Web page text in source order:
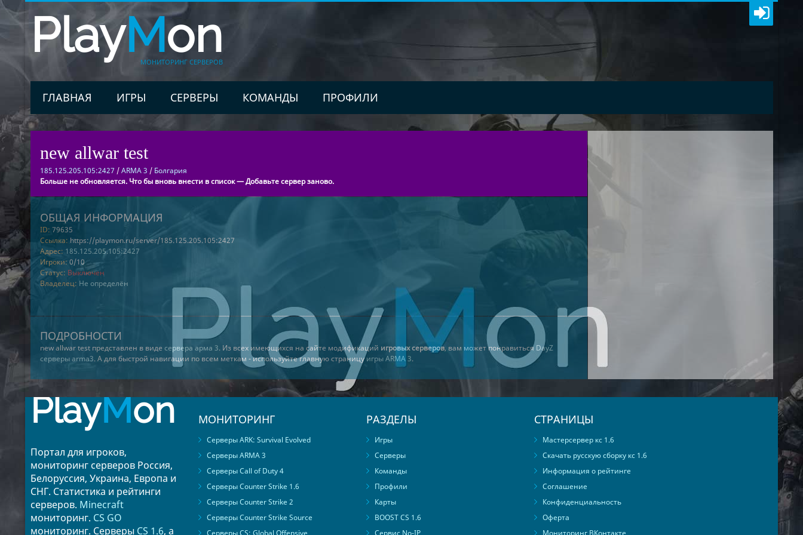
PlayMon
МОНИТОРИНГ СЕРВЕРОВ
ГЛАВНАЯ ИГРЫ СЕРВЕРЫ КОМАНДЫ ПРОФИЛИ
new allwar test
185.125.205.105:2427 /ARMA 3 / Болгария
Больше не обновляется. Что бы вновь внести в список — Добавьте сервер заново.
ОБЩАЯ ИНФОРМАЦИЯ
ID: 79635
Ссылка: https://playmon.ru/server/185.125.205.105:2427
Адрес: 185.125.205.105:2427
Игроки: 0/10
Статус: Выключен
Владелец: Не определён
ПОДРОБНОСТИ
new allwar test представлен в виде сервера арма 3. Из всех имеющихся на сайте модификаций игровых серверов, вам может понравиться DayZ
серверы arma3. А для быстрой навигации по всем меткам - используйте главную страницуигры ARMA 3.
PlayMon
Портал для игроков,
мониторинг серверов Россия,
Белоруссия, Украина, Европа и
СНГ. Статистика и рейтинги
серверов. Minecraft
мониторинг. CS GO
мониторинг. Серверы CS 1.6, а
МОНИТОРИНГ
Серверы ARK: Survival Evolved
Серверы ARMA 3
Серверы Call of Duty 4
Серверы Counter Strike 1.6
Серверы Counter Strike 2
Серверы Counter Strike Source
Серверы CS: Global Offensive
РАЗДЕЛЫ
Игры
Серверы
Команды
Профили
Карты
BOOST CS 1.6
Сервис No-IP
СТРАНИЦЫ
Мастерсервер кс 1.6
Скачать русскую сборку кс 1.6
Информация о рейтинге
Соглашение
Конфиденциальность
Оферта
Мониторинг ВКонтакте